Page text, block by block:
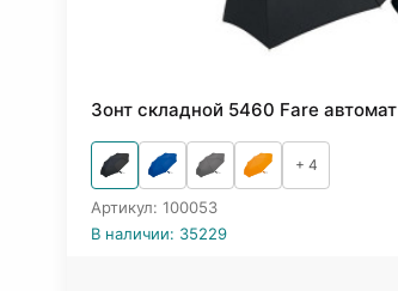
Зонт складной 5460 Fare автомат
+ 4
Артикул: 100053
В наличии: 35229